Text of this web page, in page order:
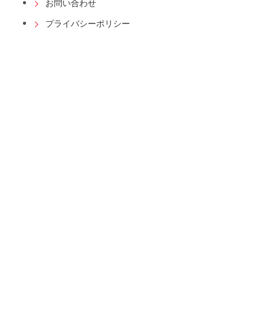
お問い合わせ
プライバシーポリシー